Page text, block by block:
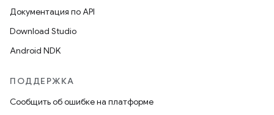
Документация по API
Download Studio
Android NDK
ПОДДЕРЖКА
Сообщить об ошибке на платформе